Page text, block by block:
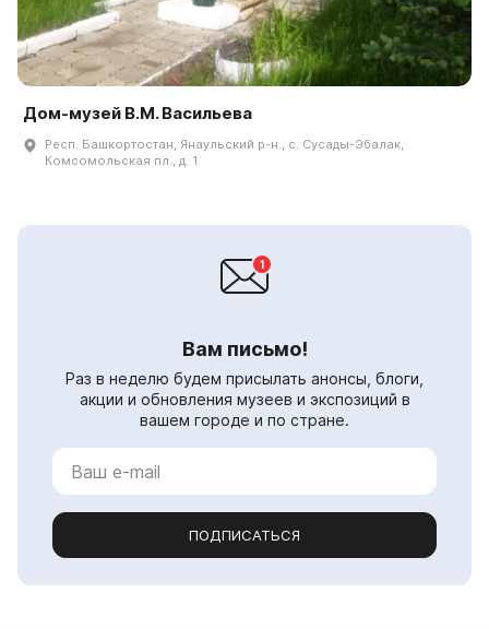
Дом-музей В.М. Васильева
Респ. Башкортостан, Янаульский р-н., с. Сусады-Эбалак,
Комсомольская пл., д. 1
Вам письмо!
Раз в неделю будем присылать анонсы, блоги,
акции и обновления музеев и экспозиций в
вашем городе и по стране.
ПОДПИСАТЬСЯ